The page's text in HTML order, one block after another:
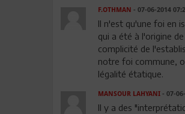
F.OTHMAN - 07-06-2014
Il n'est qu'une foi en
qui a été à l'origine
complicité de
notre foi commune,
légalité étatique.
MANSOUR LAHYANI- 07-
Il y a des